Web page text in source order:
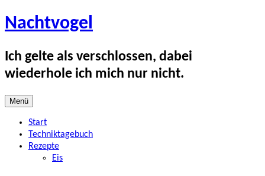
Zum
Inhalt
Nachtvogel
Ich gelte als verschlossen, dabei
wiederhole ich mich nur nicht.
Menü
Start
Techniktagebuch
Rezepte
Eis